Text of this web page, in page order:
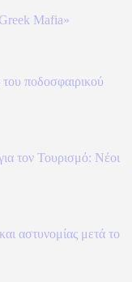
Mafia»
ποδοσφαιρικού
τον Τουρισμό: Νέοι
αστυνομίας μετά το